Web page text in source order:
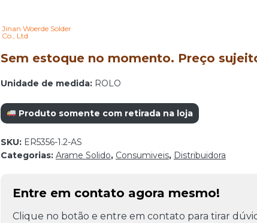
Jinan Woerde Solder
Co., Ltd
Sem estoque no momento. Preço
Unidade de medida:ROLO
Produto somente com retirada na loja
SKU: ER5356-1.2-AS
Categorias: Arame Solido, Consumiveis, Distribuidora
Entre em contato agora mesmo!
Clique no botão e entre em contato para tirar